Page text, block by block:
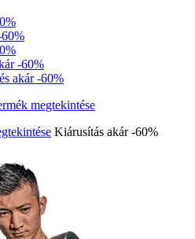
-60%
akár -60%
Kiárusítás akár -60%